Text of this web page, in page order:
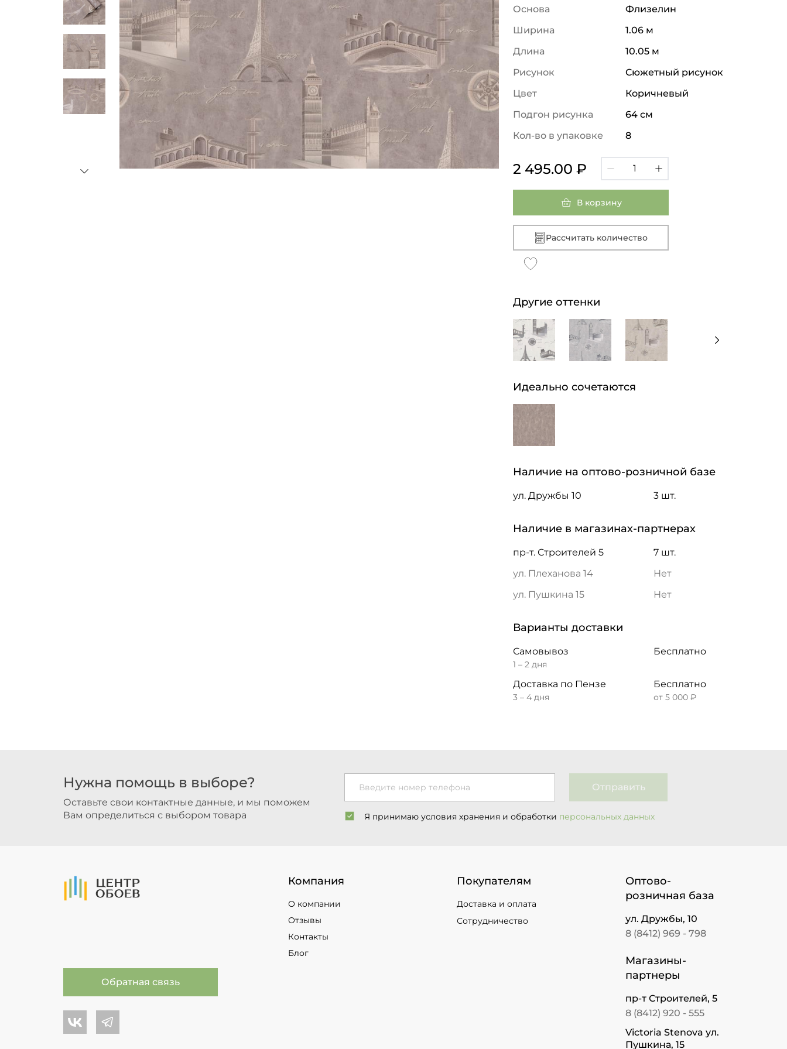
Основа
Флизелин
Ширина
1.06 м
Длина
10.05 м
Рисунок
Сюжетный рисунок
Цвет
Коричневый
Подгон рисунка
64 см
Кол-во в упаковке
8
2 495.00 ₽
В корзину
Рассчитать количество
Другие оттенки
Идеально сочетаются
Наличие на оптово-розничной базе
ул. Дружбы 10 3 шт.
Наличие в магазинах-партнерах
пр-т. Строителей 5
7 шт.
ул. Плеханова 14
Нет
ул. Пушкина 15
Нет
Варианты доставки
Самовывоз
1 – 2 дня
Бесплатно
Доставка по Пензе
3 – 4 дня
Бесплатно
от 5 000 ₽
Нужна помощь в выборе?
Оставьте свои контактные данные, и мы поможем
Вам определиться с выбором товара
Введите номер телефона Отправить
Я принимаю условия хранения и обработки персональных данных
На Главную Компания
О компании
Отзывы
Контакты
Блог
Покупателям
Доставка и оплата
Сотрудничество
Оптово-
розничная база
ул. Дружбы, 10
8 (8412) 969 - 798
Магазины-
партнеры
пр-т Строителей, 5
8 (8412) 920 - 555
Victoria Stenova ул.
Пушкина, 15
Обратная связь
Центр обоев во Вконтакте
Центр обоев в Телеграме